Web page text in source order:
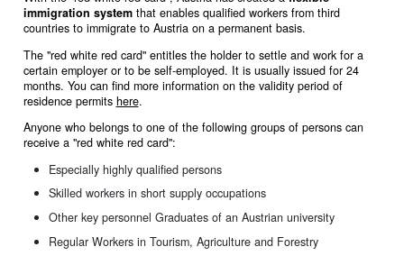
immigration systemthat enables qualified workers from third
countries to immigrate to Austria on a permanent basis.
The "red white red card" entitles the holder to settle and work for a
certain employer or to be self-employed. It is usually issued for 24
months. You can find more information on the validity period of
residence permits here.
Anyone who belongs to one of the following groups of persons can
receive a "red white red card":
Especially highly qualified persons
Skilled workers in short supply occupations
Other key personnel Graduates of an Austrian university
Regular Workers in Tourism, Agriculture and Forestry